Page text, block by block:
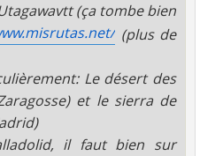
(ça tombe bien
(plus de
Le désert des
et le sierra de
il faut bien sur